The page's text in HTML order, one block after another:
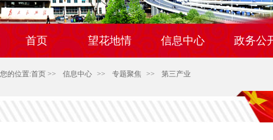
首页 望花地情 信息中心 政务公
您的位置:首页 >> 信息中心 >> 专题聚焦 >> 第三产业